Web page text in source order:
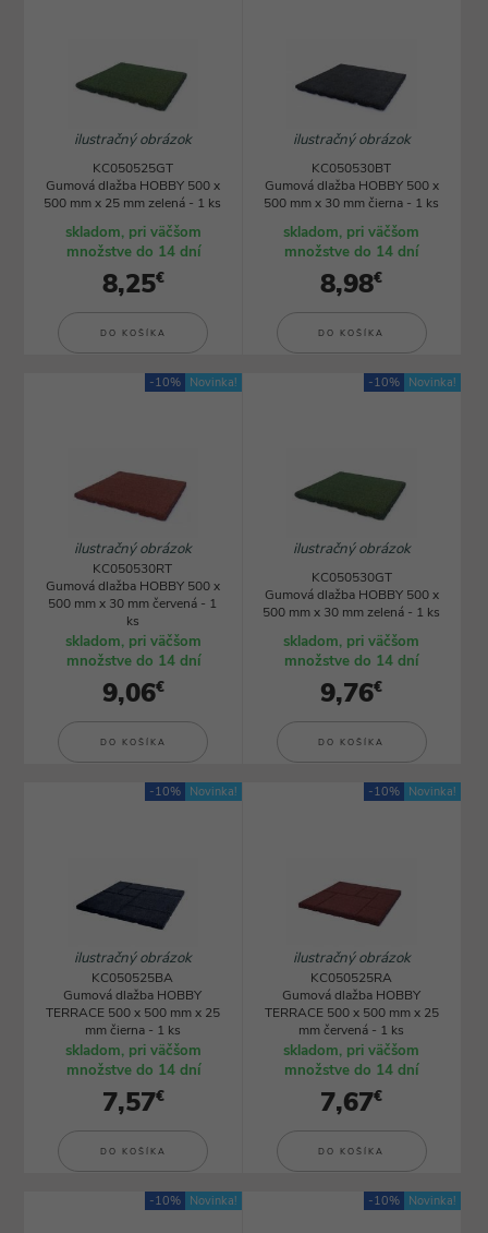
ilustračný obrázok
KC050525GT
Gumová dlažba HOBBY 500 x
500 mm x 25 mm zelená - 1 ks
skladom, pri väčšom
množstve do 14 dní
8,25€
DO KOŠÍKA
ilustračný obrázok
KC050530BT
Gumová dlažba HOBBY 500 x
500 mm x 30 mm čierna - 1 ks
skladom, pri väčšom
množstve do 14 dní
8,98€
DO KOŠÍKA
Novinka!
-10%
ilustračný obrázok
KC050530RT
Gumová dlažba HOBBY 500 x
500 mm x 30 mm červená - 1
ks
skladom, pri väčšom
množstve do 14 dní
9,06€
DO KOŠÍKA
Novinka!
-10%
ilustračný obrázok
KC050530GT
Gumová dlažba HOBBY 500 x
500 mm x 30 mm zelená - 1 ks
skladom, pri väčšom
množstve do 14 dní
9,76€
DO KOŠÍKA
Novinka!
-10%
ilustračný obrázok
KC050525BA
Gumová dlažba HOBBY
TERRACE 500 x 500 mm x 25
mm čierna - 1 ks
skladom, pri väčšom
množstve do 14 dní
7,57€
DO KOŠÍKA
Novinka!
-10%
ilustračný obrázok
KC050525RA
Gumová dlažba HOBBY
TERRACE 500 x 500 mm x 25
mm červená - 1 ks
skladom, pri väčšom
množstve do 14 dní
7,67€
DO KOŠÍKA
Novinka!
-10% Novinka!
-10%